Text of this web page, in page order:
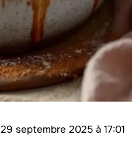
29 septembre 2025 à 17:01